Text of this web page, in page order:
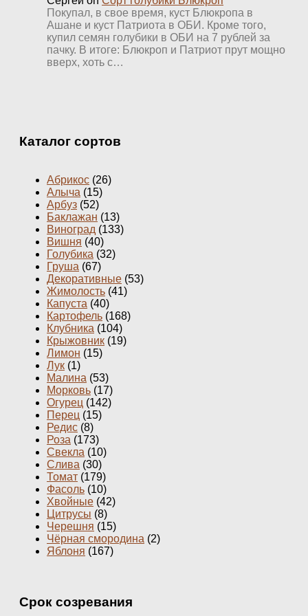
Покупал, в свое время, куст Блюкропа в
Ашане и куст Патриота в ОБИ. Кроме того,
купил семян голубики в ОБИ на 7 рублей за
пачку. В итоге: Блюкроп и Патриот прут мощно
вверх, хоть с…
Каталог сортов
Абрикос (26)
Алыча (15)
Арбуз (52)
Баклажан (13)
Виноград (133)
Вишня (40)
Голубика (32)
Груша (67)
Декоративные (53)
Жимолость (41)
Капуста (40)
Картофель (168)
Клубника (104)
Крыжовник (19)
Лимон (15)
Лук (1)
Малина (53)
Морковь (17)
Огурец (142)
Перец (15)
Редис (8)
Роза (173)
Свекла (10)
Слива (30)
Томат (179)
Фасоль (10)
Хвойные (42)
Цитрусы (8)
Черешня (15)
Чёрная смородина (2)
Яблоня (167)
Срок созревания